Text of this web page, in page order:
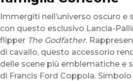
Immergiti nell’universo oscuro
con questo esclusivo Lancia-
flipper The Godfather.
di cavallo, questo accessorio
delle scene più emblematiche e
di Francis Ford Coppola.